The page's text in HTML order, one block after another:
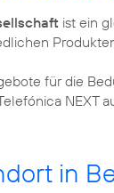
ist ein
für die
NEXT
in